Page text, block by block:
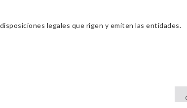
legales que rigen y emiten las entidades.